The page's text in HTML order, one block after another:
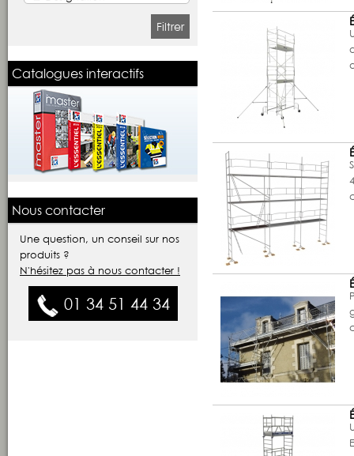
Filtrer
Catalogues interactifs
Nous contacter
Une question, un conseil sur nos
produits ?
N'hésitez pas à nous contacter !
01 34 51 44 34